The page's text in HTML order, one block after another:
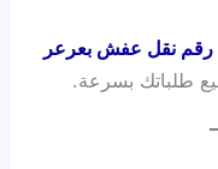
رقم نقل عفش بعرعر
طلباتك بسرعة.